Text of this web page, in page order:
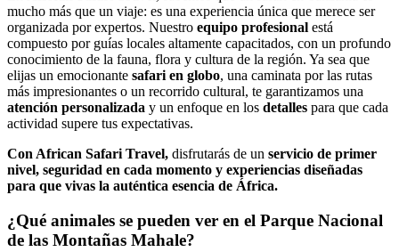
mucho más que un viaje: es una experiencia única que merece ser
organizada por expertos. Nuestro equipo profesional está
compuesto por guías locales altamente capacitados, con un profundo
conocimiento de la fauna, flora y cultura de la región. Ya sea que
elijas un emocionante safari en globo, una caminata por las rutas
más impresionantes o un recorrido cultural, te garantizamos una
atención personalizada y un enfoque en los detalles para que cada
actividad supere tus expectativas.
Con African Safari Travel, disfrutarás de un servicio de primer
nivel, seguridad en cada momento y experiencias diseñadas
para que vivas la auténtica esencia de África.
¿Qué animales se pueden ver en el Parque Nacional
de las Montañas Mahale?